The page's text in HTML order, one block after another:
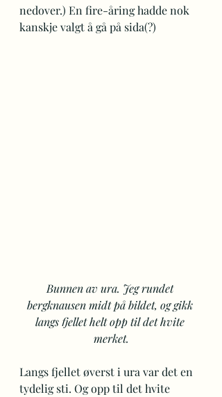
nedover.) En fire-åring hadde nok
kanskje valgt å gå på sida(?)
Bunnen av ura. Jeg rundet
bergknausen midt på bildet, og gikk
langs fjellet helt opp til det hvite
merket.
Langs fjellet øverst i ura var det en
tydelig sti. Og opp til det hvite